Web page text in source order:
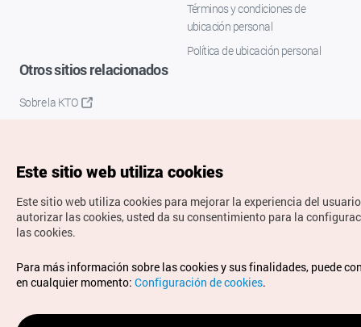
Términos y condiciones de
ubicación personal
Política de ubicación personal
Otros sitios relacionados
Sobre la KTO
Copyrights © Organización de Turismo de Corea. Todos los
derechos reservados.
Para informes de errores y cuestiones relacionadas con el
sitio web, dirija sus consultas al correoelectrónico oficial:
Este sitio web utiliza cookies
Este sitio web utiliza cookies para mejorar la experiencia del
autorizar las cookies, usted da su consentimiento para la
las cookies.
Para más información sobre las cookies y sus finalidades, puede
en cualquier momento: Configuración de cookies.